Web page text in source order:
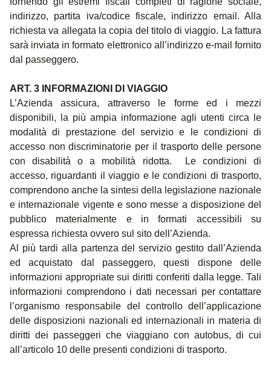
indirizzo, partita iva/codice fiscale, indirizzo email. Alla
richiesta va allegata la copia del titolo di viaggio. La fattura
sarà inviata in formato elettronico all’indirizzo e-mail fornito
dal passeggero.
ART. 3 INFORMAZIONI DI VIAGGIO
L’Azienda assicura, attraverso le forme ed i mezzi
disponibili, la più ampia informazione agli utenti circa le
modalità di prestazione del servizio e le condizioni di
accesso non discriminatorie per il trasporto delle persone
con disabilità o a mobilità ridotta. Le condizioni di
accesso, riguardanti il viaggio e le condizioni di trasporto,
comprendono anche la sintesi della legislazione nazionale
e internazionale vigente e sono messe a disposizione del
pubblico materialmente e in formati accessibili su
espressa richiesta ovvero sul sito dell’Azienda.
Al più tardi alla partenza del servizio gestito dall’Azienda
ed acquistato dal passeggero, questi dispone delle
informazioni appropriate sui diritti conferiti dalla legge. Tali
informazioni comprendono i dati necessari per contattare
l’organismo responsabile del controllo dell’applicazione
delle disposizioni nazionali ed internazionali in materia di
diritti dei passeggeri che viaggiano con autobus, di cui
all’articolo 10 delle presenti condizioni di trasporto.